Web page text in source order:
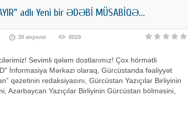
adlı Yeni bir ƏDƏBİ MÜSABİQƏ...
30 апреля 8029
Sevimli qələm dostlarımız! Çox hörmətli
İnformasiya Mərkəzi olaraq, Gürcüstanda fəaliyyət
qəzetinin redaksiyasını, Gürcüstan Yazıçılar Birliyinin
Azərbaycan Yazıçılar Birliyinin Gürcüstan bölməsini,